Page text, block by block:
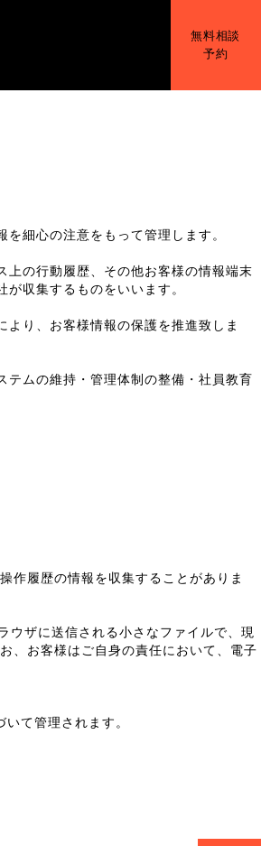
無料相談
予約
細心の注意をもって管理します。
上の行動履歴、その他お客様の情報端末
収集するものをいいます。
り、お客様情報の保護を推進致しま
テムの維持・管理体制の整備・社員教育
作履歴の情報を収集することがありま
ザに送信される小さなファイルで、現
、お客様はご自身の責任において、電子
て管理されます。